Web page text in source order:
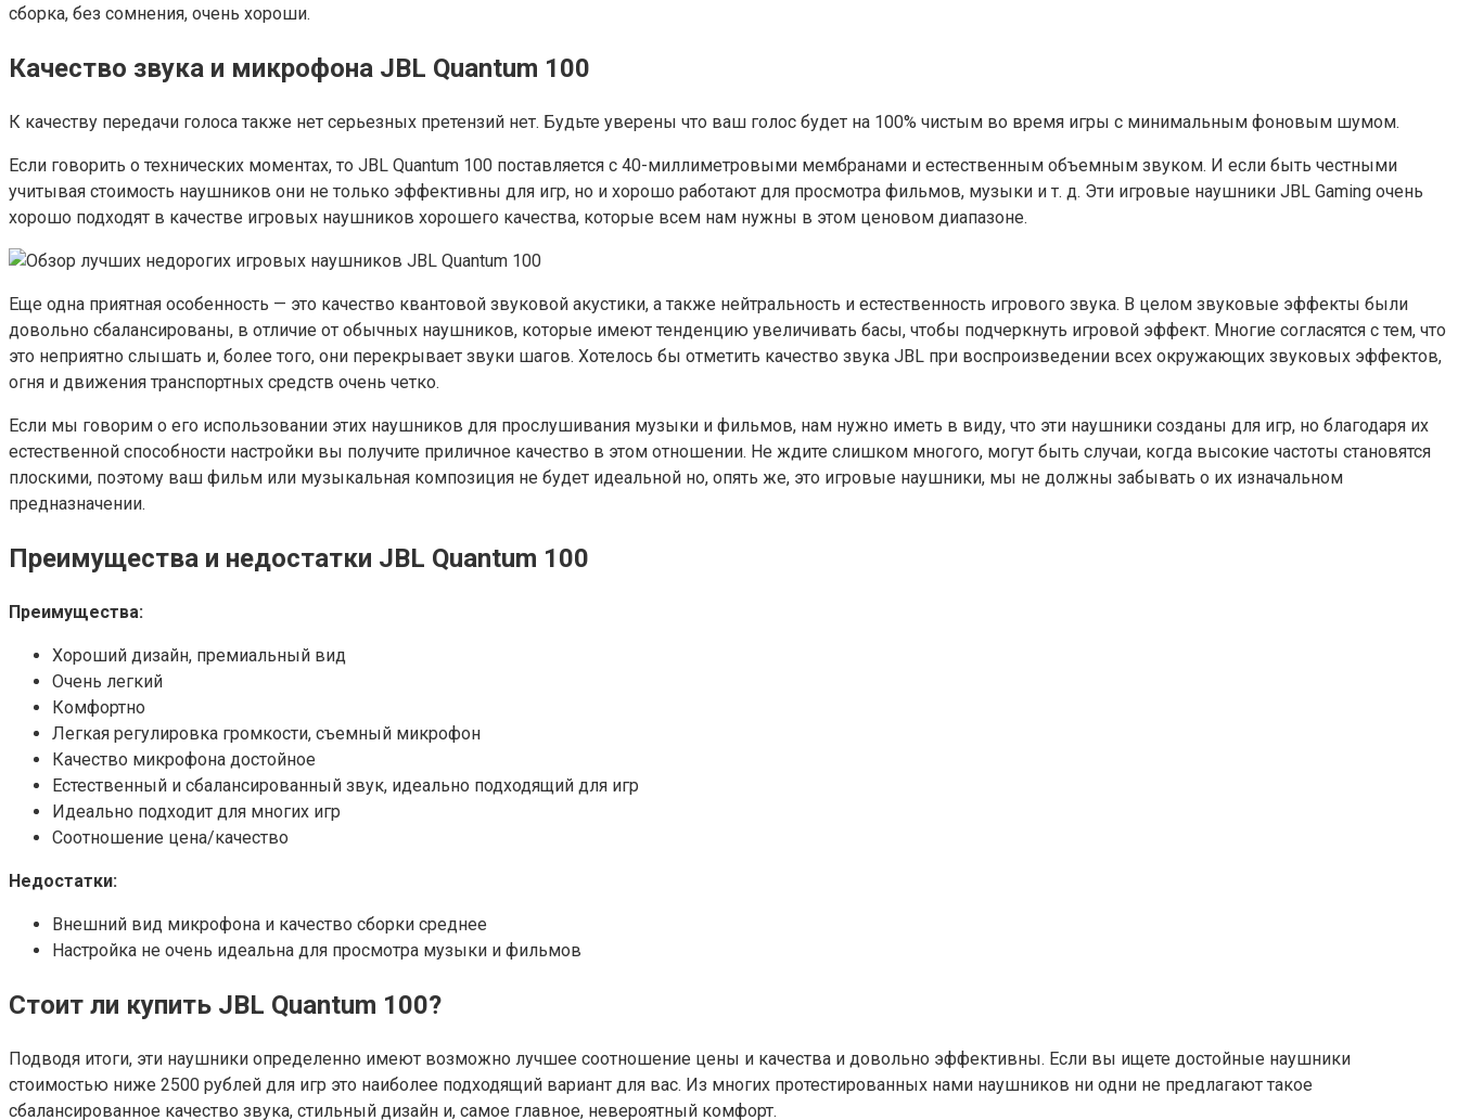
сборка, без сомнения, очень хороши.
Качество звука и микрофона JBL Quantum 100
К качеству передачи голоса также нет серьезных претензий нет. Будьте уверены что ваш голос будет на 100% чистым во время игры с минимальным фоновым шумом.
Если говорить о технических моментах, то JBL Quantum 100 поставляется с 40-миллиметровыми мембранами и естественным объемным звуком. И если быть честными
учитывая стоимость наушников они не только эффективны для игр, но и хорошо работают для просмотра фильмов, музыки и т. д. Эти игровые наушники JBL Gaming очень
хорошо подходят в качестве игровых наушников хорошего качества, которые всем нам нужны в этом ценовом диапазоне.
Еще одна приятная особенность — это качество квантовой звуковой акустики, а также нейтральность и естественность игрового звука. В целом звуковые эффекты были
довольно сбалансированы, в отличие от обычных наушников, которые имеют тенденцию увеличивать басы, чтобы подчеркнуть игровой эффект. Многие согласятся с тем, что
это неприятно слышать и, более того, они перекрывает звуки шагов. Хотелось бы отметить качество звука JBL при воспроизведении всех окружающих звуковых эффектов,
огня и движения транспортных средств очень четко.
Если мы говорим о его использовании этих наушников для прослушивания музыки и фильмов, нам нужно иметь в виду, что эти наушники созданы для игр, но благодаря их
естественной способности настройки вы получите приличное качество в этом отношении. Не ждите слишком многого, могут быть случаи, когда высокие частоты становятся
плоскими, поэтому ваш фильм или музыкальная композиция не будет идеальной но, опять же, это игровые наушники, мы не должны забывать о их изначальном
предназначении.
Преимущества и недостатки JBL Quantum 100
Преимущества:
Хороший дизайн, премиальный вид
Очень легкий
Комфортно
Легкая регулировка громкости, съемный микрофон
Качество микрофона достойное
Естественный и сбалансированный звук, идеально подходящий для игр
Идеально подходит для многих игр
Соотношение цена/качество
Недостатки:
Внешний вид микрофона и качество сборки среднее
Настройка не очень идеальна для просмотра музыки и фильмов
Стоит ли купить JBL Quantum 100?
Подводя итоги, эти наушники определенно имеют возможно лучшее соотношение цены и качества и довольно эффективны. Если вы ищете достойные наушники
стоимостью ниже 2500 рублей для игр это наиболее подходящий вариант для вас. Из многих протестированных нами наушников ни одни не предлагают такое
сбалансированное качество звука, стильный дизайн и, самое главное, невероятный комфорт.